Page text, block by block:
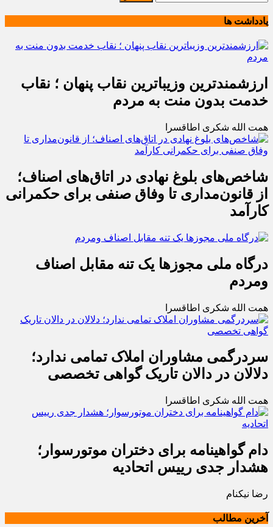
یادداشت ها
ارزشمندترین وزیباترین نقاب پنهان ؛ نقاب
خدمت بدون منت به مردم
همت الله شکری اطاقسرا
شاخص‌های بلوغ نهادی در اتاق‌های اصناف؛
از قانون‌مداری تا وفاق صنفی برای حکمرانی
کارآمد
درگاه ملی مجوزها یک تنه مقابل اصناف
ومردم
همت الله شکری اطاقسرا
سردرگمی مشاوران املاک تمامی ندارد؛
دلالان در دالان تاریک گواهی تخصصی
همت الله شکری اطاقسرا
دام گواهینامه برای دختران موتورسوار؛
هشدار جدی رییس اتحادیه
رضا نیکنام
آخرین مطالب